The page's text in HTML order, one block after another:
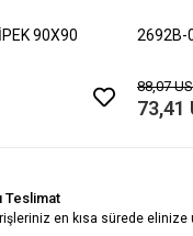
90X90 2692B-
88,07
73,41
Teslimat
en kısa sürede elinize